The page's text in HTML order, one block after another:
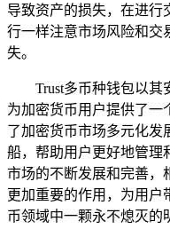
导致资产的损失，在进行
行一样注意市场风险和交
失。
Trust多币种钱包以其
为加密货币用户提供了一
了加密货币市场多元化发
船，帮助用户更好地管理
市场的不断发展和完善，
更加重要的作用，为用户
币领域中一颗永不熄灭的